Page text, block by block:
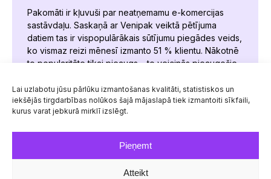
Lai uzlabotu jūsu pārlūku izmantošanas kvalitāti, statistiskos un
iekšējās tirgdarbības nolūkos šajā mājaslapā tiek izmantoiti sīkfaili,
kurus varat jebkurā mirklī izslēgt.
Pieņemt
Atteikt
Pakomāti ir kļuvuši par neatņemamu e-komercijas
sastāvdaļu. Saskaņā ar Venipak veiktā pētījuma
datiem tas ir vispopulārākais sūtījumu piegādes veids,
ko vismaz reizi mēnesī izmanto 51 % klientu. Nākotnē
to popularitāte tikai pieaugs – to veicinās pieaugošie
funkcijas. Līdz ar tiešsaistes iepirkšanās platformu
bumu un e-komercijas izaugsmi, pakomātu tirgus
2027. gadā varētu pieaugt…